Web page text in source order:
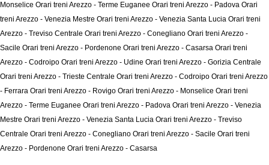
Monselice Orari treni Arezzo - Terme Euganee Orari treni Arezzo - Padova Orari
treni Arezzo - Venezia Mestre Orari treni Arezzo - Venezia Santa Lucia Orari treni
Arezzo - Treviso Centrale Orari treni Arezzo - Conegliano Orari treni Arezzo -
Sacile Orari treni Arezzo - Pordenone Orari treni Arezzo - Casarsa Orari treni
Arezzo - Codroipo Orari treni Arezzo - Udine Orari treni Arezzo - Gorizia Centrale
Orari treni Arezzo - Trieste Centrale Orari treni Arezzo - Codroipo Orari treni Arezzo
- Ferrara Orari treni Arezzo - Rovigo Orari treni Arezzo - Monselice Orari treni
Arezzo - Terme Euganee Orari treni Arezzo - Padova Orari treni Arezzo - Venezia
Mestre Orari treni Arezzo - Venezia Santa Lucia Orari treni Arezzo - Treviso
Centrale Orari treni Arezzo - Conegliano Orari treni Arezzo - Sacile Orari treni
Arezzo - Pordenone Orari treni Arezzo - Casarsa